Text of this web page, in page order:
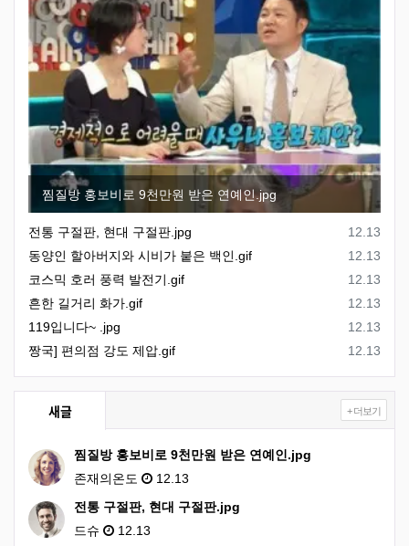
찜질방 홍보비로 9천만원 받은 연예인.jpg
등록일
12.13
전통 구절판, 현대 구절판.jpg
등록일
12.13
동양인 할아버지와 시비가 붙은 백인.gif
등록일
12.13
코스믹 호러 풍력 발전기.gif
등록일
12.13
흔한 길거리 화가.gif
등록일
12.13
119입니다~ .jpg
등록일
12.13
짱국] 편의점 강도 제압.gif
새글 + 더보기
찜질방 홍보비로 9천만원 받은 연예인.jpg
존재의온도
12.13
전통 구절판, 현대 구절판.jpg
드슈
12.13